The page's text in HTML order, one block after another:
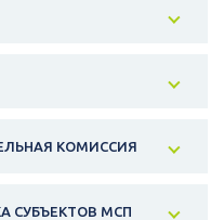
КОМИССИЯ
СУБЪЕКТОВ МСП